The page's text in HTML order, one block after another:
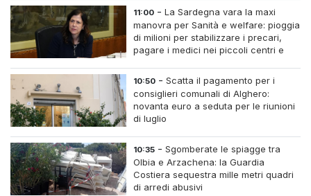
11:00 -La Sardegna vara la maxi
manovra per Sanità e welfare: pioggia
di milioni per stabilizzare i precari,
pagare i medici nei piccoli centri e
10:50 -Scatta il pagamento per i
consiglieri comunali di Alghero:
novanta euro a seduta per le riunioni
di luglio
10:35 -Sgomberate le spiagge tra
Olbia e Arzachena: la Guardia
Costiera sequestra mille metri quadri
di arredi abusivi